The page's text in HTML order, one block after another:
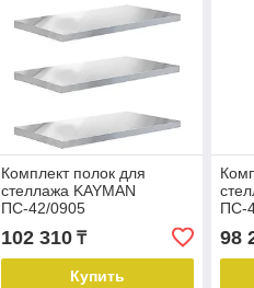
Комплект полок для
стеллажа KAYMAN
ПС-42/0905
102 310₸
Купить
ПС-
98